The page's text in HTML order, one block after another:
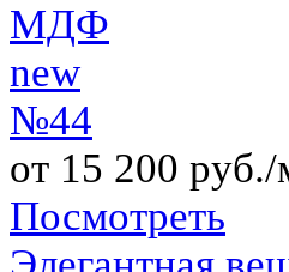
МДФ
new
№44
от 15 200 руб./
Посмотреть